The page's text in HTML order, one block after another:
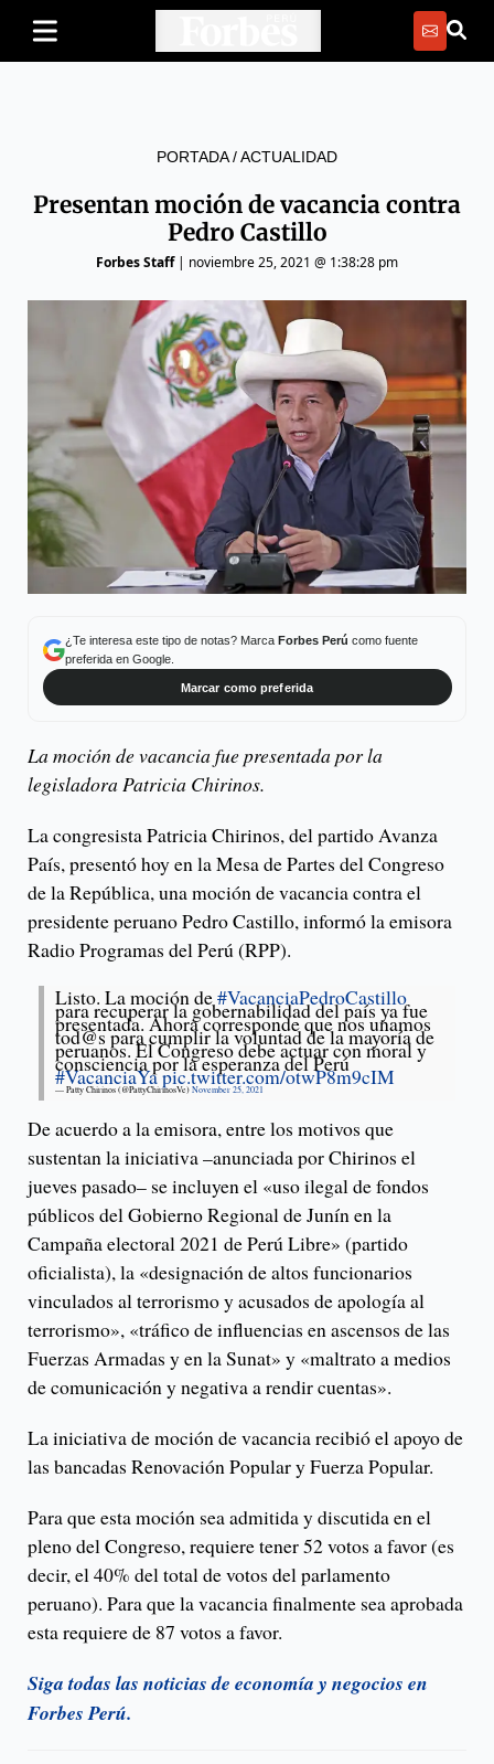
PORTADA/ACTUALIDAD
Presentan moción de vacancia contra
Pedro Castillo
Forbes Staff| noviembre 25, 2021 @ 1:38:28 pm
¿Te interesa este tipo de notas? Marca Forbes Perú como fuente
preferida en Google.
Marcar como preferida
La moción de vacancia fue presentada por la
legisladora Patricia Chirinos.
La congresista Patricia Chirinos, del partido Avanza
País, presentó hoy en la Mesa de Partes del Congreso
de la República, una moción de vacancia contra el
presidente peruano Pedro Castillo, informó la emisora
Radio Programas del Perú (RPP).
Listo. La moción de#VacanciaPedroCastillo
para recuperar la gobernabilidad del país ya fue
presentada. Ahora corresponde que nos unamos
tod@s para cumplir la voluntad de la mayoría de
peruanos. El Congreso debe actuar con moral y
consciencia por la esperanza del Perú
#VacanciaYapic.twitter.com/otwP8m9cIM
— Patty Chirinos (@PattyChirinosVe) November 25, 2021
De acuerdo a la emisora, entre los motivos que
sustentan la iniciativa –anunciada por Chirinos el
jueves pasado– se incluyen el «uso ilegal de fondos
públicos del Gobierno Regional de Junín en la
Campaña electoral 2021 de Perú Libre» (partido
oficialista), la «designación de altos funcionarios
vinculados al terrorismo y acusados de apología al
terrorismo», «tráfico de influencias en ascensos de las
Fuerzas Armadas y en la Sunat» y «maltrato a medios
de comunicación y negativa a rendir cuentas».
La iniciativa de moción de vacancia recibió el apoyo de
las bancadas Renovación Popular y Fuerza Popular.
Para que esta moción sea admitida y discutida en el
pleno del Congreso, requiere tener 52 votos a favor (es
decir, el 40% del total de votos del parlamento
peruano). Para que la vacancia finalmente sea aprobada
esta requiere de 87 votos a favor.
Siga todas las noticias de economía y negocios en
Forbes Perú.